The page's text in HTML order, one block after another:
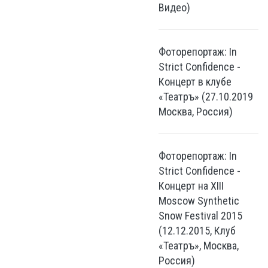
Видео)
Фоторепортаж: In
Strict Confidence -
Концерт в клубе
«Театръ» (27.10.2019
Москва, Россия)
Фоторепортаж: In
Strict Confidence -
Концерт на XIII
Moscow Synthetic
Snow Festival 2015
(12.12.2015, Клуб
«Театръ», Москва,
Россия)